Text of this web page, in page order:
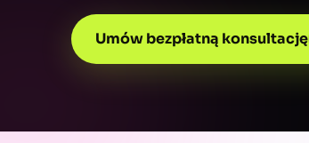
Umów bezpłatną konsultację